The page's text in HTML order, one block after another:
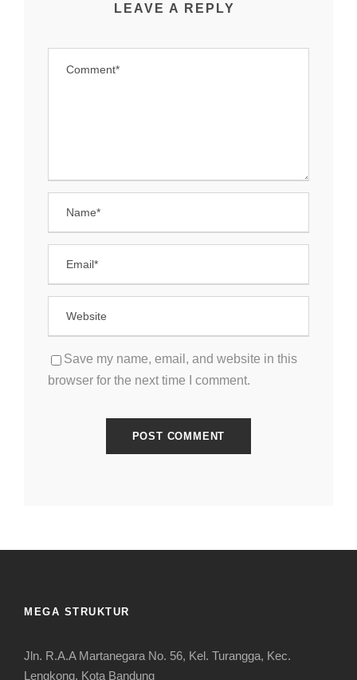
LEAVE A REPLY
Save my name, email, and website in this
browser for the next time I comment.
MEGA STRUKTUR
Jln. R.A.A Martanegara No. 56, Kel. Turangga, Kec.
Lengkong, Kota Bandung